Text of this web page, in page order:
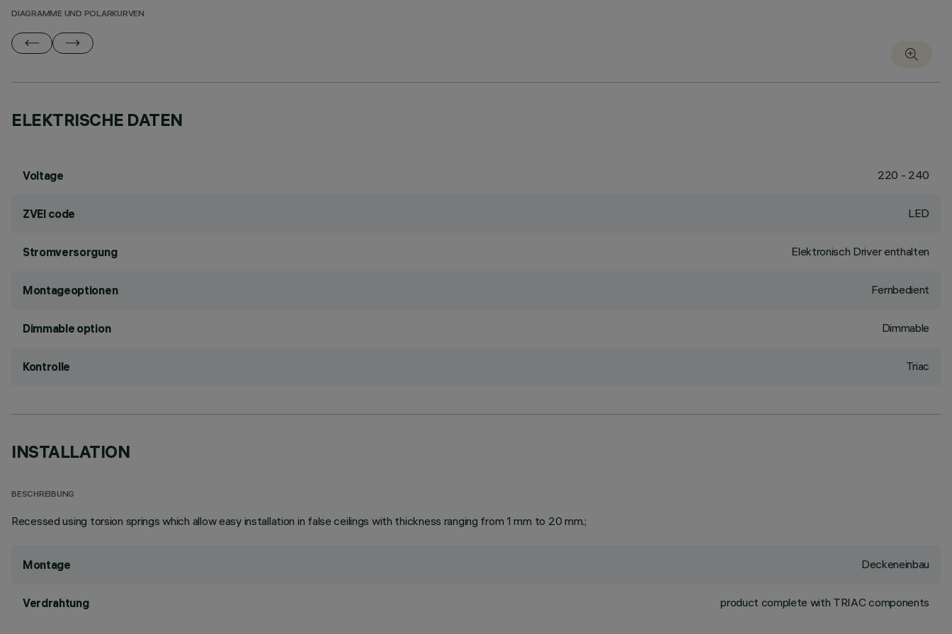
DIAGRAMME UND POLARKURVEN
ELEKTRISCHE DATEN
Voltage 220 - 240
ZVEI code LED
Stromversorgung Elektronisch Driver enthalten
Montageoptionen Fernbedient
Dimmable option Dimmable
Kontrolle Triac
INSTALLATION
BESCHREIBUNG
Recessed using torsion springs which allow easy installation in false ceilings with thickness ranging from 1 mm to 20 mm.;
Montage Deckeneinbau
Verdrahtung product complete with TRIAC components